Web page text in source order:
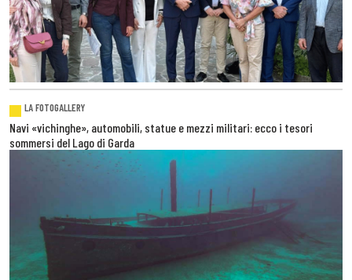
LA FOTOGALLERY
Navi «vichinghe», automobili, statue e mezzi militari: ecco i tesori
sommersi del Lago di Garda